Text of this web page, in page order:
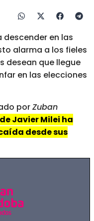
descender en las
alarma a los fieles
desean que llegue
en las elecciones
porZuban
Javier Milei ha
desde sus